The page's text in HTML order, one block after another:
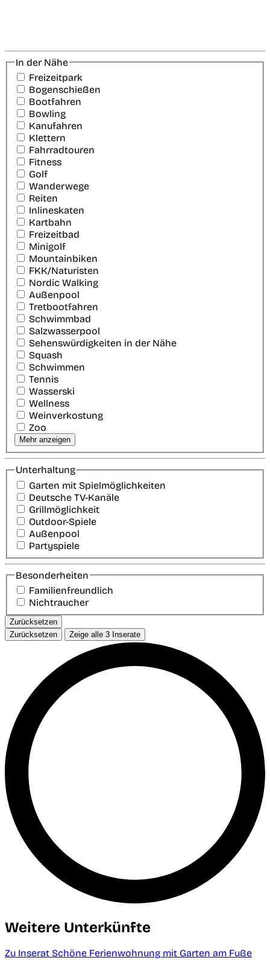
In der Nähe
Freizeitpark
Bogenschießen
Bootfahren
Bowling
Kanufahren
Klettern
Fahrradtouren
Fitness
Golf
Wanderwege
Reiten
Inlineskaten
Kartbahn
Freizeitbad
Minigolf
Mountainbiken
FKK/Naturisten
Nordic Walking
Außenpool
Tretbootfahren
Schwimmbad
Salzwasserpool
Sehenswürdigkeiten in der Nähe
Squash
Schwimmen
Tennis
Wasserski
Wellness
Weinverkostung
Zoo
Mehr anzeigen
Unterhaltung
Garten mit Spielmöglichkeiten
Deutsche TV-Kanäle
Grillmöglichkeit
Outdoor-Spiele
Außenpool
Partyspiele
Besonderheiten
Familienfreundlich
Nichtraucher
Zurücksetzen
Zurücksetzen
Zeige alle 3 Inserate
Weitere Unterkünfte
Zu Inserat Schöne Ferienwohnung mit Garten am Fuße